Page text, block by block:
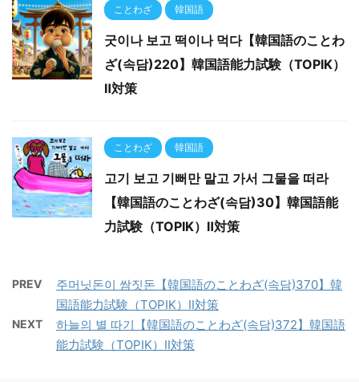
ことわざ 韓国語
굿이나 보고 떡이나 먹다【韓国語のことわ
ざ(속담)220】韓国語能力試験（TOPIK）
Ⅱ対策
ことわざ 韓国語
고기 보고 기뻐만 말고 가서 그물을 떠라
【韓国語のことわざ(속담)30】韓国語能
力試験（TOPIK）Ⅱ対策
PREV
주머닛돈이 쌈짓돈【韓国語のことわざ(속담)370】韓
国語能力試験（TOPIK）Ⅱ対策
NEXT
하늘의 별 따기【韓国語のことわざ(속담)372】韓国語
能力試験（TOPIK）Ⅱ対策